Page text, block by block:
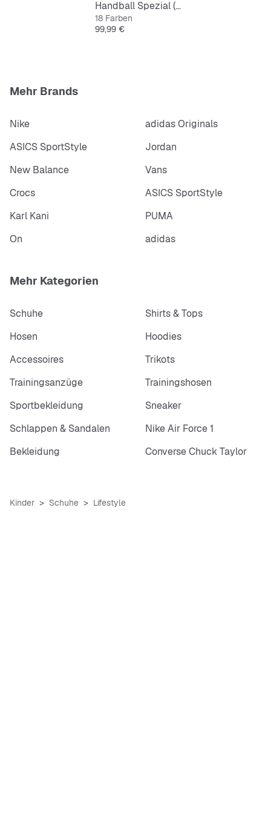
Handball Spezial (GS)
18 Farben
Preis
99,99 €
Mehr Brands
Nike
adidas Originals
ASICS SportStyle
Jordan
New Balance
Vans
Crocs
ASICS SportStyle
Karl Kani
PUMA
On
adidas
Mehr Kategorien
Schuhe
Shirts & Tops
Hosen
Hoodies
Accessoires
Trikots
Trainingsanzüge
Trainingshosen
Sportbekleidung
Sneaker
Schlappen & Sandalen
Nike Air Force 1
Bekleidung
Converse Chuck Taylor
Kinder Schuhe Lifestyle